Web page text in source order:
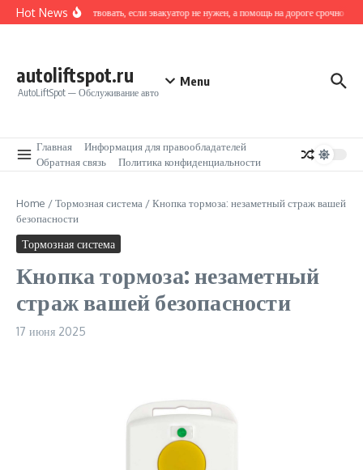
Перейти к содержанию
Hot NewsКак действовать, если эвакуатор не нужен, а помощь на дороге срочно
autoliftspot.ru
AutoLiftSpot — Обслуживание авто
Menu
Главная
Информация для правообладателей
Обратная связь
Политика конфиденциальности
Home /Тормозная система /Кнопка тормоза: незаметный страж вашей
безопасности
Тормозная система
Кнопка тормоза: незаметный
страж вашей безопасности
17 июня 2025